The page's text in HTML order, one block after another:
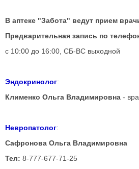
В аптеке "Забота" ведут прием
Предварительная запись по
с 10:00 до 16:00, СБ-ВС выходной
Эндокринолог:
Клименко Ольга Владимировна -
Невропатолог:
Сафронова Ольга Владимировна
Тел: 8-777-677-71-25